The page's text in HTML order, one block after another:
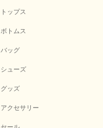
トップス
ボトムス
バッグ
シューズ
グッズ
アクセサリー